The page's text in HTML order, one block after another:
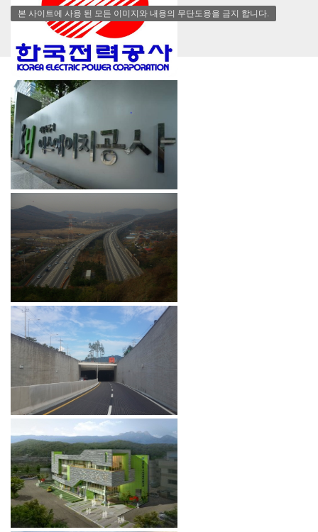
한국전력공사 ○○건설처 전력구 건설
마곡지구 00단지 아파트 건설공사(SH
공사)
동두천 소래터널(지하터널) 건립공사
복정동 입체화시설(지하터널) 건립공
사
본 사이트에 사용 된 모든 이미지와 내용의 무단도용을 금지 합니다.